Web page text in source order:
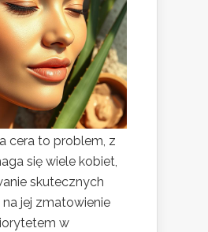
cera to problem, z
się wiele kobiet,
skutecznych
jej zmatowienie
w